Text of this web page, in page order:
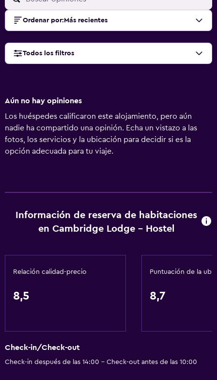
Ordenar por: Más recientes
Todos los filtros
Aún no hay opiniones
Los huéspedes calificaron este alojamiento, pero aún
nadie ha compartido una opinión. Echa un vistazo a las
fotos, los servicios y la ubicación para decidir si es la
opción adecuada para tu viaje.
Información de reserva de habitaciones
en Cambridge Lodge - Hostel
Relación calidad-precio
8,5
Puntuación de la
8,7
Check-in/Check-out
Check-in después de las 14:00 - Check-out antes de las 10:00